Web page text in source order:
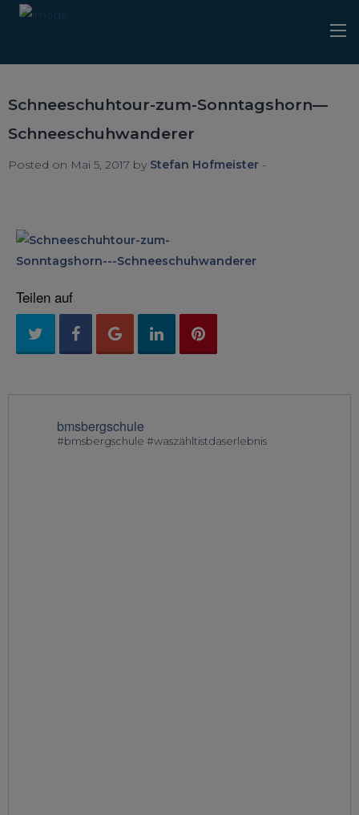
Schneeschuhtour-zum-Sonntagshorn—
Schneeschuhwanderer
Posted on Mai 5, 2017 by Stefan Hofmeister -
Teilen auf
bmsbergschule
#bmsbergschule #waszähltistdaserlebnis